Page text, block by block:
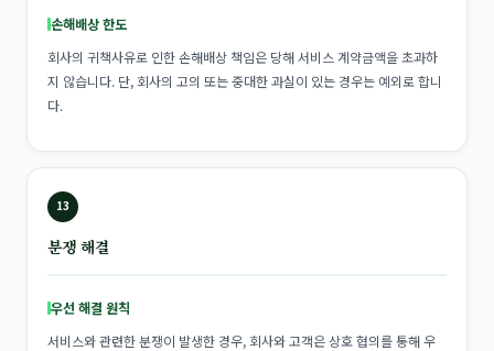
손해배상 한도
회사의 귀책사유로 인한 손해배상 책임은 당해 서비스 계약금액을 초과하
지 않습니다. 단, 회사의 고의 또는 중대한 과실이 있는 경우는 예외로 합니
다.
13
분쟁 해결
우선 해결 원칙
서비스와 관련한 분쟁이 발생한 경우, 회사와 고객은 상호 협의를 통해 우